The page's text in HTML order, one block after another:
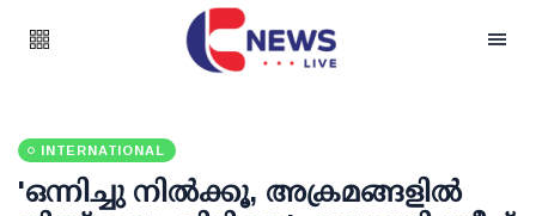
INTERNATIONAL
'ഒന്നിച്ചു നിൽക്കൂ, അക്രമങ്ങളിൽ